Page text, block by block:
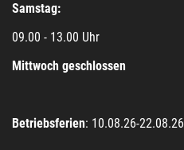
Samstag:
09.00 - 13.00 Uhr
Mittwoch geschlossen
Betriebsferien: 10.08.26-22.08.26